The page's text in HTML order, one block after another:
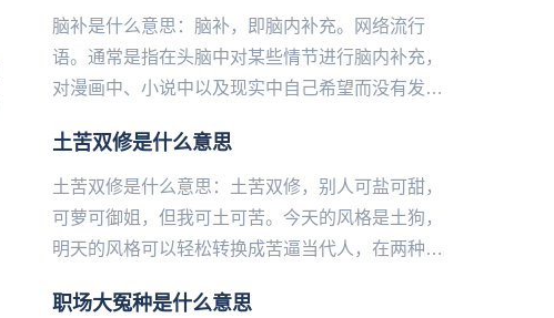
脑补是什么意思：脑补，即脑内补充。网络流行
语。通常是指在头脑中对某些情节进行脑内补充，
对漫画中、小说中以及现实中自己希望而没有发生
义，许多人将从...
土苦双修是什么意思
土苦双修是什么意思：土苦双修，别人可盐可甜，
可萝可御姐，但我可土可苦。今天的风格是土狗，
明天的风格可以轻松转换成苦逼当代人，在两种风
职场大冤种是什么意思